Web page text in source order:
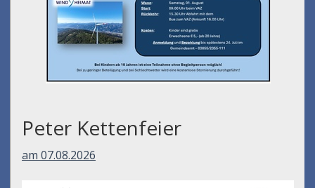
Peter Kettenfeier
am 07.08.2026